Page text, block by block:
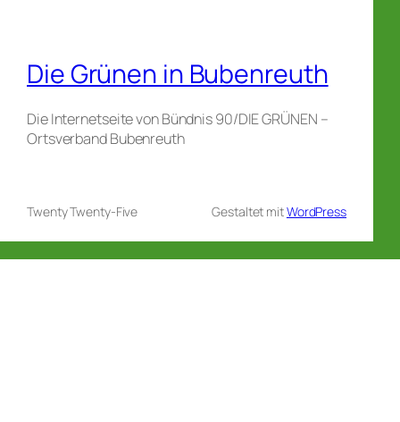
Die Grünen in Bubenreuth
Die Internetseite von Bündnis 90/DIE GRÜNEN –
Ortsverband Bubenreuth
Twenty Twenty-Five Gestaltet mitWordPress